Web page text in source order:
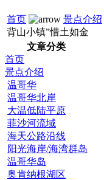
首页 景点介绍
背山小镇”惜土如金
文章分类
首页
景点介绍
温哥华
温哥华北岸
大温低陆平原
菲沙河流域
海天公路沿线
阳光海岸/海湾群岛
温哥华岛
奥肯纳根湖区